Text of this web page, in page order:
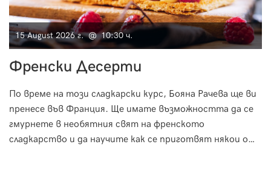
15 August 2026 г. @ 10:30 ч.
Френски Десерти
По време на този сладкарски курс, Бояна Рачева ще ви
пренесе във Франция. Ще имате възможността да се
гмурнете в необятния свят на френското
сладкарство и да научите как се приготвят някои от